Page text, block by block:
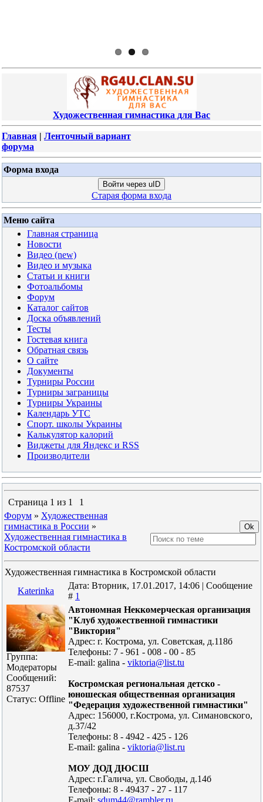
Художественная гимнастика для Вас
Главная | Ленточный вариант
форума
Форма входа
Войти через uID
Старая форма входа
Меню сайта
Главная страница
Новости
Видео (new)
Видео и музыка
Статьи и книги
Фотоальбомы
Форум
Каталог сайтов
Доска объявлений
Тесты
Гостевая книга
Обратная связь
О сайте
Документы
Турниры России
Турниры заграницы
Турниры Украины
Календарь УТС
Спорт. школы Украины
Калькулятор калорий
Виджеты для Яндекс и RSS
Производители
Страница 1 из 1
1
Форум » Художественная
гимнастика в России »
Художественная гимнастика в
Костромской области
Художественная гимнастика в Костромской области
Katerinka
Дата: Вторник, 17.01.2017, 14:06 | Сообщение
# 1
Группа:
Модераторы
Сообщений:
87537
Статус: Offline
Автономная Неккомерческая организация
"Клуб художественной гимнастики
"Виктория"
Адрес: г. Кострома, ул. Советская, д.118б
Телефоны: 7 - 961 - 008 - 00 - 85
E-mail: galina - viktoria@list.tu
Костромская региональная детско -
юношеская общественная организация
"Федерация художественной гимнастики"
Адрес: 156000, г.Кострома, ул. Симановского,
д.37/42
Телефоны: 8 - 4942 - 425 - 126
E-mail: galina - viktoria@list.ru
МОУ ДОД ДЮСШ
Адрес: г.Галича, ул. Свободы, д.14б
Телефоны: 8 - 49437 - 27 - 117
E-mail: sdum44@rambler.ru